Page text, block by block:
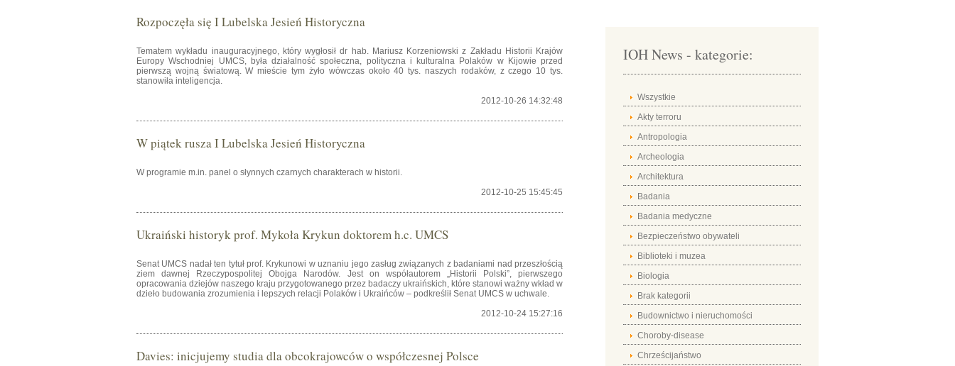
Rozpoczęła się I Lubelska Jesień Historyczna
Tematem wykładu inauguracyjnego, który wygłosił dr hab. Mariusz Korzeniowski z Zakładu Historii Krajów
Europy Wschodniej UMCS, była działalność społeczna, polityczna i kulturalna Polaków w Kijowie przed
pierwszą wojną światową. W mieście tym żyło wówczas około 40 tys. naszych rodaków, z czego 10 tys.
stanowiła inteligencja.
2012-10-26 14:32:48
W piątek rusza I Lubelska Jesień Historyczna
W programie m.in. panel o słynnych czarnych charakterach w historii.
2012-10-25 15:45:45
Ukraiński historyk prof. Mykoła Krykun doktorem h.c. UMCS
Senat UMCS nadał ten tytuł prof. Krykunowi w uznaniu jego zasług związanych z badaniami nad przeszłością
ziem dawnej Rzeczypospolitej Obojga Narodów. Jest on współautorem „Historii Polski”, pierwszego
opracowania dziejów naszego kraju przygotowanego przez badaczy ukraińskich, które stanowi ważny wkład w
dzieło budowania zrozumienia i lepszych relacji Polaków i Ukraińców – podkreślił Senat UMCS w uchwale.
2012-10-24 15:27:16
Davies: inicjujemy studia dla obcokrajowców o współczesnej Polsce
IOH News - kategorie:
Wszystkie
Akty terroru
Antropologia
Archeologia
Architektura
Badania
Badania medyczne
Bezpieczeństwo obywateli
Biblioteki i muzea
Biologia
Brak kategorii
Budownictwo i nieruchomości
Choroby-disease
Chrześcijaństwo